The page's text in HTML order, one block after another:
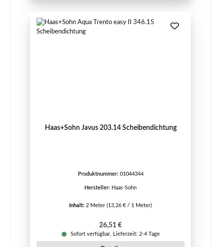
Haas+Sohn Javus 203.14 Scheibendichtung
Produktnummer: 01044344
Hersteller: Haas-Sohn
Inhalt: 2 Meter (13,26 € / 1 Meter)
Regulärer Preis:
26,51 €
Sofort verfügbar, Lieferzeit: 2-4 Tage